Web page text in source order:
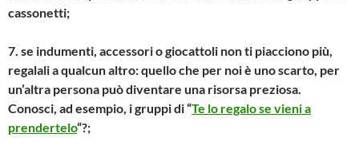
cassonetti;
7. se indumenti, accessori o giocattoli non ti piacciono più,
regalali a qualcun altro: quello che per noi è uno scarto, per
un’altra persona può diventare una risorsa preziosa.
Conosci, ad esempio, i gruppi di “Te lo regalo se vieni a
prendertelo“?;